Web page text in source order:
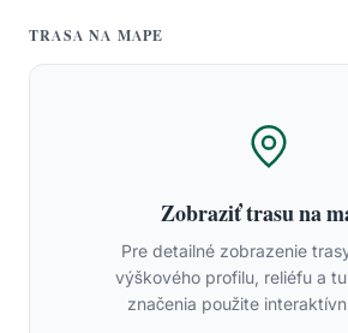
TRASA NA MAPE
Zobraziť trasu na
Pre detailné zobrazenie
výškového profilu, reliéfu a
značenia použite